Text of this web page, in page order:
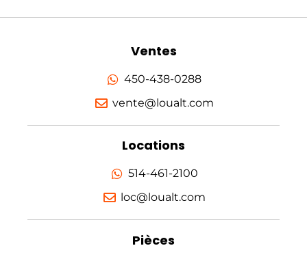
Ventes
450-438-0288
vente@loualt.com
Locations
514-461-2100
loc@loualt.com
Pièces